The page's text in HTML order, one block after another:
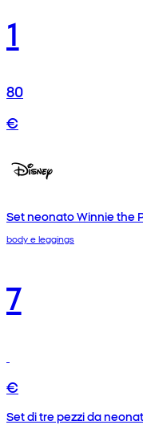
1
80
€
Set neonato Winnie the
body e leggings
7
€
Set di tre pezzi da